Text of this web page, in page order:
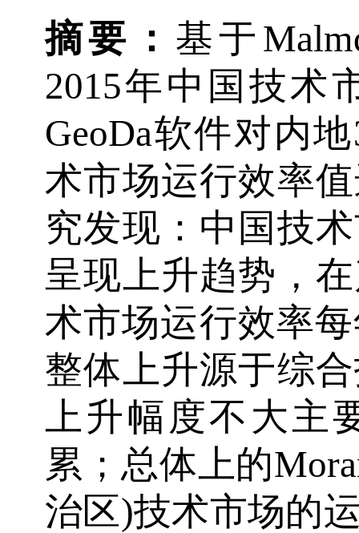
摘要 ： 基于
2015年中国技术
GeoDa软件对内
术市场运行效率
究发现：中国技
呈现上升趋势，
术市场运行效率
整体上升源于综
上升幅度不大主
累；总体上的
治区)技术市场的